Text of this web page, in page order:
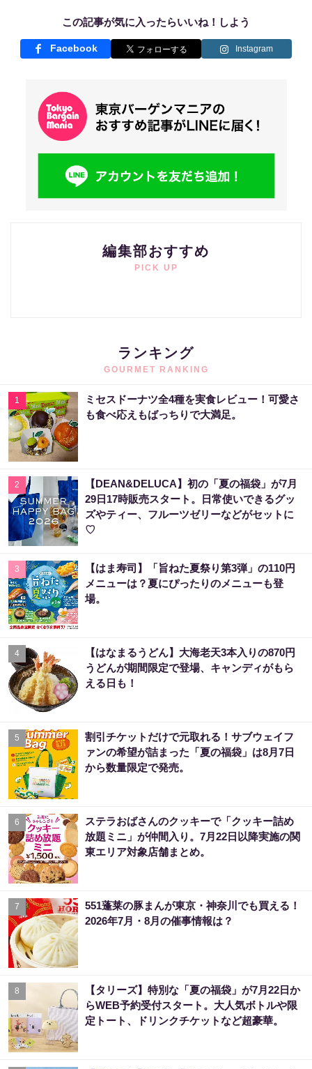
この記事が気に入ったらいいね！しよう
Facebook Instagram
編集部おすすめ
PICK UP
ランキング
GOURMET RANKING
1
ミセスドーナツ全4種を実食レビュー！可愛さ
も食べ応えもばっちりで大満足。
2
【DEAN&DELUCA】初の「夏の福袋」が7月
29日17時販売スタート。日常使いできるグッ
ズやティー、フルーツゼリーなどがセットに
♡
3
【はま寿司】「旨ねた夏祭り第3弾」の110円
メニューは？夏にぴったりのメニューも登
場。
4
【はなまるうどん】大海老天3本入りの870円
うどんが期間限定で登場、キャンディがもら
える日も！
5
割引チケットだけで元取れる！サブウェイフ
ァンの希望が詰まった「夏の福袋」は8月7日
から数量限定で発売。
6
ステラおばさんのクッキーで「クッキー詰め
放題ミニ」が仲間入り。7月22日以降実施の関
東エリア対象店舗まとめ。
7
551蓬莱の豚まんが東京・神奈川でも買える！
2026年7月・8月の催事情報は？
8
【タリーズ】特別な「夏の福袋」が7月22日か
らWEB予約受付スタート。大人気ボトルや限
定トート、ドリンクチケットなど超豪華。